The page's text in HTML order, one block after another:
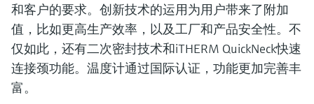
和客户的要求。创新技术的运用为用户带来了附加
值，比如更高生产效率，以及工厂和产品安全性。不
仅如此，还有二次密封技术和iTHERM QuickNeck快速
连接颈功能。温度计通过国际认证，功能更加完善丰
富。